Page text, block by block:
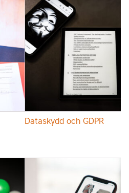
Dataskydd och GDPR